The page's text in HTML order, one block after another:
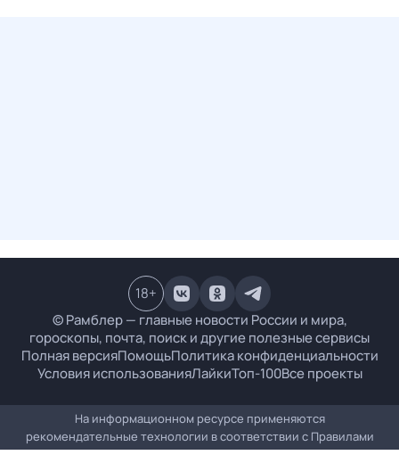
© Рамблер — главные новости России и мира,
гороскопы, почта, поиск и другие полезные сервисы
Полная версияПомощьПолитика конфиденциальности
Условия использованияЛайкиТоп-100Все проекты
18+
На информационном ресурсе применяются
рекомендательные технологии в соответствии с Правилами